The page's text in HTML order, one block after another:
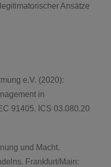
Ansätze
e.V. (2020):
in
91405. ICS 03.080.20
und Macht.
Frankfurt/Main: